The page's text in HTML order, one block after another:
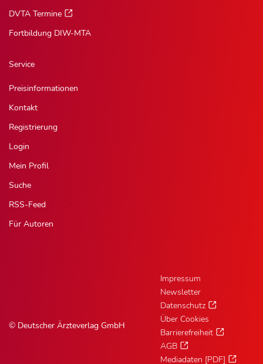
DVTA Termine
Fortbildung DIW-MTA
Service
Preisinformationen
Kontakt
Registrierung
Login
Mein Profil
Suche
RSS-Feed
Für Autoren
© Deutscher Ärzteverlag GmbH
Impressum
Newsletter
Datenschutz
Über Cookies
Barrierefreiheit
AGB
Mediadaten [PDF]